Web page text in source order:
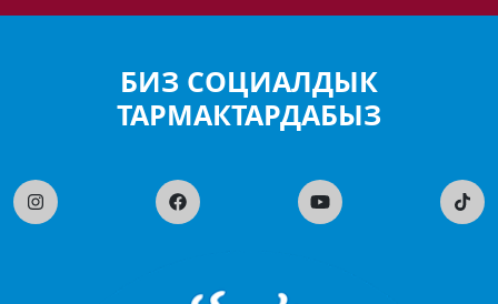
БИЗ СОЦИАЛДЫК
ТАРМАКТАРДАБЫЗ